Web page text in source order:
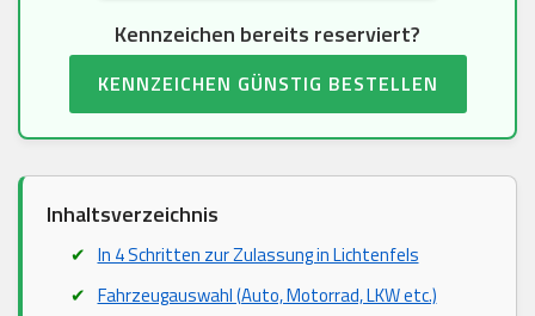
Kennzeichen bereits reserviert?
KENNZEICHEN GÜNSTIG BESTELLEN
Inhaltsverzeichnis
In 4 Schritten zur Zulassung in Lichtenfels
Fahrzeugauswahl (Auto, Motorrad, LKW etc.)